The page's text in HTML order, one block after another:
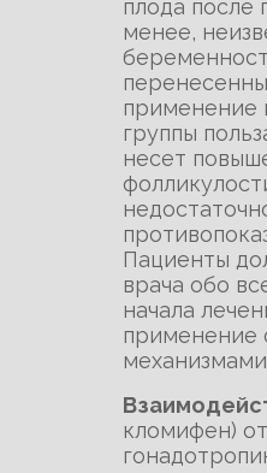
плода
менее,
применение
группы
несет
Пациенты
врача обо
начала
применение
кломифен)